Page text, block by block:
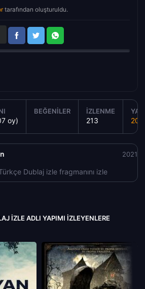
tarafından oluşturuldu.
oy)
BEĞENILER İZLENME
213
Dublaj izle fragmanını izle
2021
IZLE ADLI YAPIMI İZLEYENLERE